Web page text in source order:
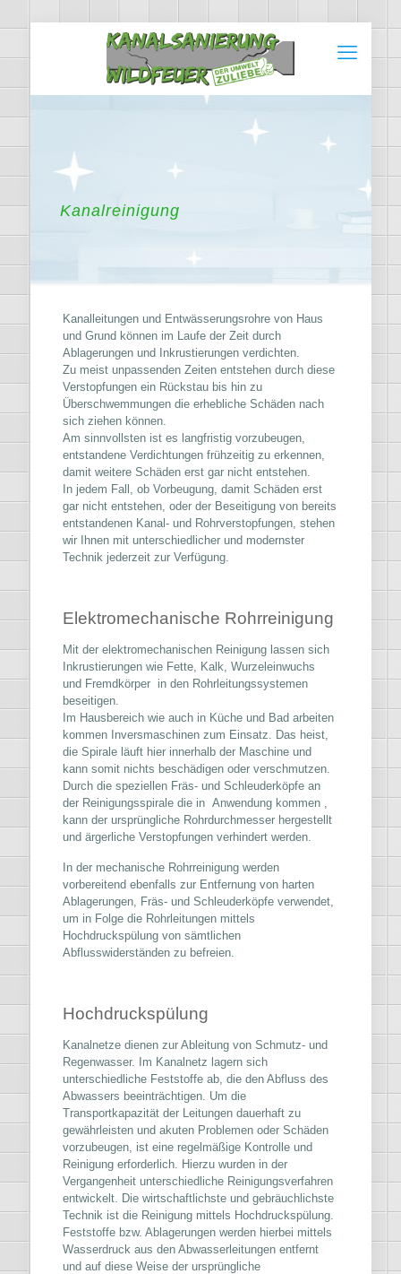
Kanalreinigung
Kanalleitungen und Entwässerungsrohre von Haus
und Grund können im Laufe der Zeit durch
Ablagerungen und Inkrustierungen verdichten.
Zu meist unpassenden Zeiten entstehen durch diese
Verstopfungen ein Rückstau bis hin zu
Überschwemmungen die erhebliche Schäden nach
sich ziehen können.
Am sinnvollsten ist es langfristig vorzubeugen,
entstandene Verdichtungen frühzeitig zu erkennen,
damit weitere Schäden erst gar nicht entstehen.
In jedem Fall, ob Vorbeugung, damit Schäden erst
gar nicht entstehen, oder der Beseitigung von bereits
entstandenen Kanal- und Rohrverstopfungen, stehen
wir Ihnen mit unterschiedlicher und modernster
Technik jederzeit zur Verfügung.
Elektromechanische Rohrreinigung
Mit der elektromechanischen Reinigung lassen sich
Inkrustierungen wie Fette, Kalk, Wurzeleinwuchs
und Fremdkörper in den Rohrleitungssystemen
beseitigen.
Im Hausbereich wie auch in Küche und Bad arbeiten
kommen Inversmaschinen zum Einsatz. Das heist,
die Spirale läuft hier innerhalb der Maschine und
kann somit nichts beschädigen oder verschmutzen.
Durch die speziellen Fräs- und Schleuderköpfe an
der Reinigungsspirale die in Anwendung kommen ,
kann der ursprüngliche Rohrdurchmesser hergestellt
und ärgerliche Verstopfungen verhindert werden.
In der mechanische Rohrreinigung werden
vorbereitend ebenfalls zur Entfernung von harten
Ablagerungen, Fräs- und Schleuderköpfe verwendet,
um in Folge die Rohrleitungen mittels
Hochdruckspülung von sämtlichen
Abflusswiderständen zu befreien.
Hochdruckspülung
Kanalnetze dienen zur Ableitung von Schmutz- und
Regenwasser. Im Kanalnetz lagern sich
unterschiedliche Feststoffe ab, die den Abfluss des
Abwassers beeinträchtigen. Um die
Transportkapazität der Leitungen dauerhaft zu
gewährleisten und akuten Problemen oder Schäden
vorzubeugen, ist eine regelmäßige Kontrolle und
Reinigung erforderlich. Hierzu wurden in der
Vergangenheit unterschiedliche Reinigungsverfahren
entwickelt. Die wirtschaftlichste und gebräuchlichste
Technik ist die Reinigung mittels Hochdruckspülung.
Feststoffe bzw. Ablagerungen werden hierbei mittels
Wasserdruck aus den Abwasserleitungen entfernt
und auf diese Weise der ursprüngliche